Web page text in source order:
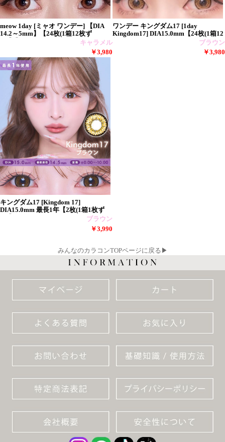
meow 1day [ミャオ ワンデー] 【DIA
14.2～5mm】【24枚(1箱12枚ず
キャラメル
￥3,980
ワンデー キングダム17 [1day
Kingdom17] DIA15.0mm【24枚(1箱12
ブラウン
￥3,980
キングダム17 [Kingdom 17]
DIA15.0mm 最長1年【2枚(1箱1枚ず
ブラウン
￥3,990
みんなのカラコンTOPページに戻る▶